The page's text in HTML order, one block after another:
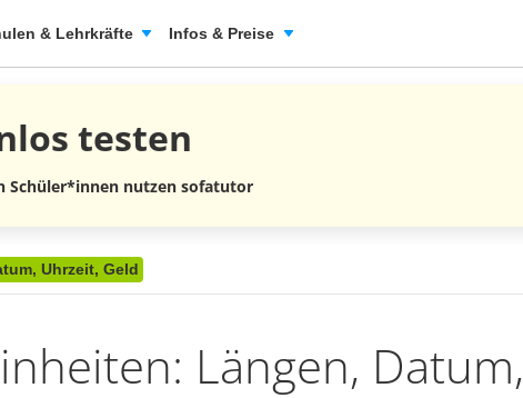
& Lehrkräfte Infos & Preise
testen
Schüler*innen nutzen sofatutor
Uhrzeit, Geld
Längen,